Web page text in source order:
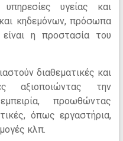
υγείας και
κηδεμόνων, πρόσωπα
η προστασία του
διαθεματικές και
αξιοποιώντας την
προωθώντας
όπως εργαστήρια,
κλπ.